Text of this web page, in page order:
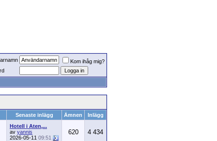
Kom ihåg mig?
Senaste inlägg Ämnen Inlägg
Hotell i Aten,...
av yannis
2026-05-11 09:51
620 4 434